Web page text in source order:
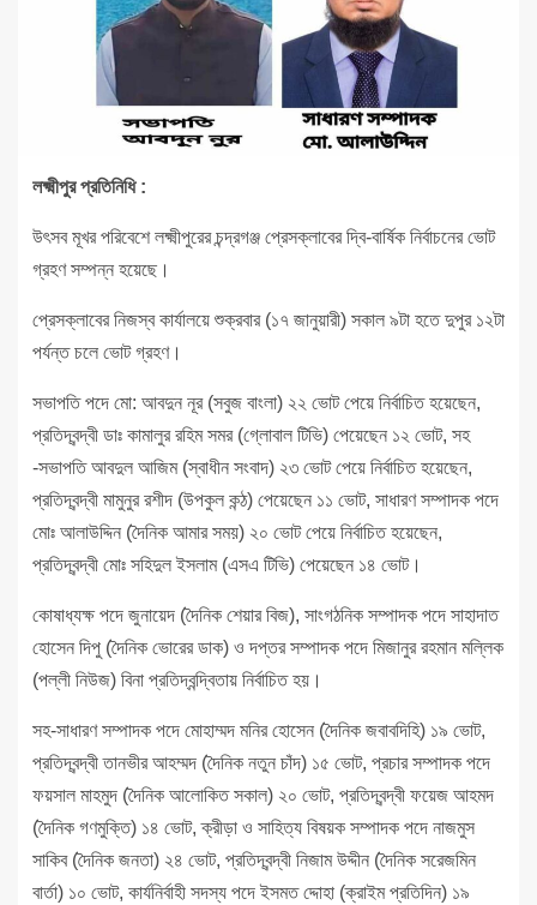
লক্ষ্মীপুর প্রতিনিধি :
উৎসব মূখর পরিবেশে লক্ষ্মীপুরের চন্দ্রগঞ্জ প্রেসক্লাবের দ্বি-বার্ষিক নির্বাচনের ভোট
গ্রহণ সম্পন্ন হয়েছে।
প্রেসক্লাবের নিজস্ব কার্যালয়ে শুক্রবার (১৭ জানুয়ারী) সকাল ৯টা হতে দুপুর ১২টা
পর্যন্ত চলে ভোট গ্রহণ।
সভাপতি পদে মো: আবদুন নূর (সবুজ বাংলা) ২২ ভোট পেয়ে নির্বাচিত হয়েছেন,
প্রতিদ্বন্দ্বী ডাঃ কামালুর রহিম সমর (গ্লোবাল টিভি) পেয়েছেন ১২ ভোট, সহ
-সভাপতি আবদুল আজিম (স্বাধীন সংবাদ) ২৩ ভোট পেয়ে নির্বাচিত হয়েছেন,
প্রতিদ্বন্দ্বী মামুনুর রশীদ (উপকুল কন্ঠ) পেয়েছেন ১১ ভোট, সাধারণ সম্পাদক পদে
মোঃ আলাউদ্দিন (দৈনিক আমার সময়) ২০ ভোট পেয়ে নির্বাচিত হয়েছেন,
প্রতিদ্বন্দ্বী মোঃ সহিদুল ইসলাম (এসএ টিভি) পেয়েছেন ১৪ ভোট।
কোষাধ্যক্ষ পদে জুনায়েদ (দৈনিক শেয়ার বিজ), সাংগঠনিক সম্পাদক পদে সাহাদাত
হোসেন দিপু (দৈনিক ভোরের ডাক) ও দপ্তর সম্পাদক পদে মিজানুর রহমান মল্লিক
(পল্লী নিউজ) বিনা প্রতিদ্বন্দ্বিতায় নির্বাচিত হয়।
সহ-সাধারণ সম্পাদক পদে মোহাম্মদ মনির হোসেন (দৈনিক জবাবদিহি) ১৯ ভোট,
প্রতিদ্বন্দ্বী তানভীর আহম্মদ (দৈনিক নতুন চাঁদ) ১৫ ভোট, প্রচার সম্পাদক পদে
ফয়সাল মাহমুদ (দৈনিক আলোকিত সকাল) ২০ ভোট, প্রতিদ্বন্দ্বী ফয়েজ আহমদ
(দৈনিক গণমুক্তি) ১৪ ভোট, ক্রীড়া ও সাহিত্য বিষয়ক সম্পাদক পদে নাজমুস
সাকিব (দৈনিক জনতা) ২৪ ভোট, প্রতিদ্বন্দ্বী নিজাম উদ্দীন (দৈনিক সরেজমিন
বার্তা) ১০ ভোট, কার্যনির্বাহী সদস্য পদে ইসমত দ্দোহা (ক্রাইম প্রতিদিন) ১৯